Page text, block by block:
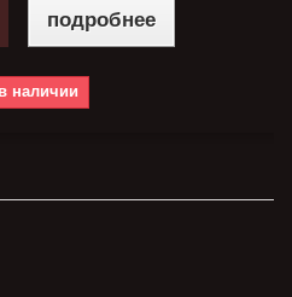
подробнее
наличии